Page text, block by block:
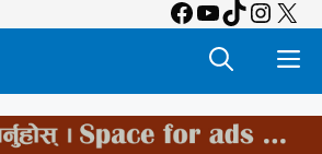
Facebook
YouTube
TikTok
X